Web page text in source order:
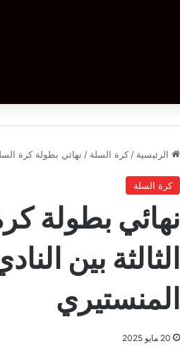
الرئيسية / كرة السلة / نهائي بطولة كرة
كرة السلة
نهائي بطولة
الثالثة بين
المنستيري
20 مايو 2025